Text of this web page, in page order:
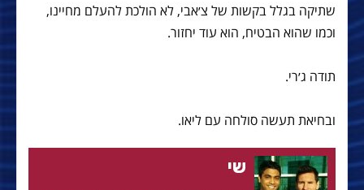
שתיקה בגלל בקשות של צ׳אבי, לא הולכת להעלם מחיינו,
וכמו שהוא הבטיח, הוא עוד יחזור.
תודה ג׳רי.
ובחיאת תעשה סולחה עם ליאו.
שי